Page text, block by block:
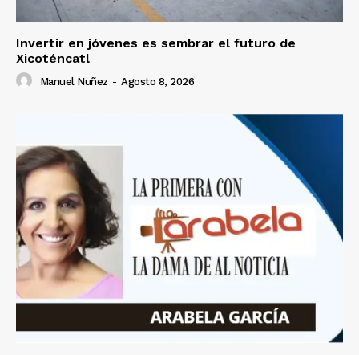
Invertir en jóvenes es sembrar el futuro de
Xicoténcatl
Manuel Nuñez - Agosto 8, 2026